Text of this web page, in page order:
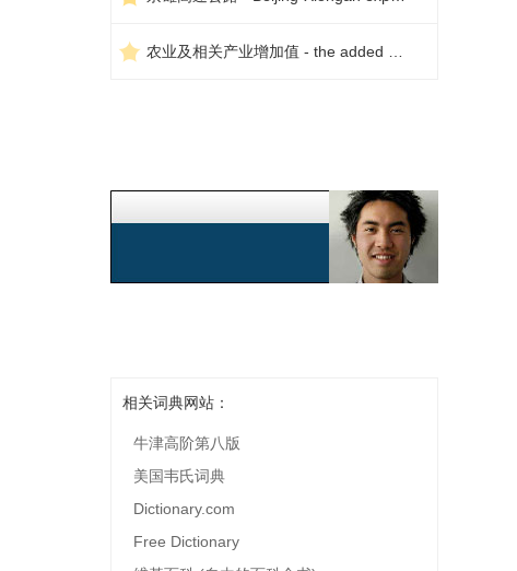
相关词典网站：
牛津高阶第八版
美国韦氏词典
Dictionary.com
Free Dictionary